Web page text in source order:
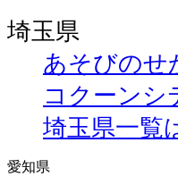
埼玉県
あそびのせ
コクーンシ
埼玉県一覧
愛知県